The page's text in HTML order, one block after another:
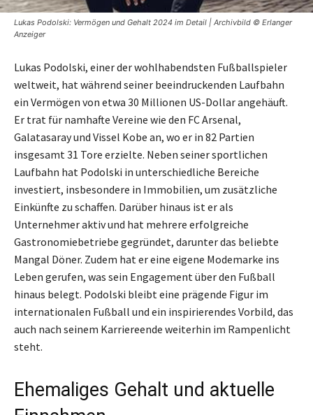
Lukas Podolski: Vermögen und Gehalt 2024 im Detail | Archivbild © Erlanger
Anzeiger
Lukas Podolski, einer der wohlhabendsten Fußballspieler
weltweit, hat während seiner beeindruckenden Laufbahn
ein Vermögen von etwa 30 Millionen US-Dollar angehäuft.
Er trat für namhafte Vereine wie den FC Arsenal,
Galatasaray und Vissel Kobe an, wo er in 82 Partien
insgesamt 31 Tore erzielte. Neben seiner sportlichen
Laufbahn hat Podolski in unterschiedliche Bereiche
investiert, insbesondere in Immobilien, um zusätzliche
Einkünfte zu schaffen. Darüber hinaus ist er als
Unternehmer aktiv und hat mehrere erfolgreiche
Gastronomiebetriebe gegründet, darunter das beliebte
Mangal Döner. Zudem hat er eine eigene Modemarke ins
Leben gerufen, was sein Engagement über den Fußball
hinaus belegt. Podolski bleibt eine prägende Figur im
internationalen Fußball und ein inspirierendes Vorbild, das
auch nach seinem Karriereende weiterhin im Rampenlicht
steht.
Ehemaliges Gehalt und aktuelle